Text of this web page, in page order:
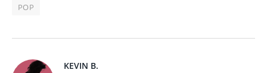
POP
KEVIN B.